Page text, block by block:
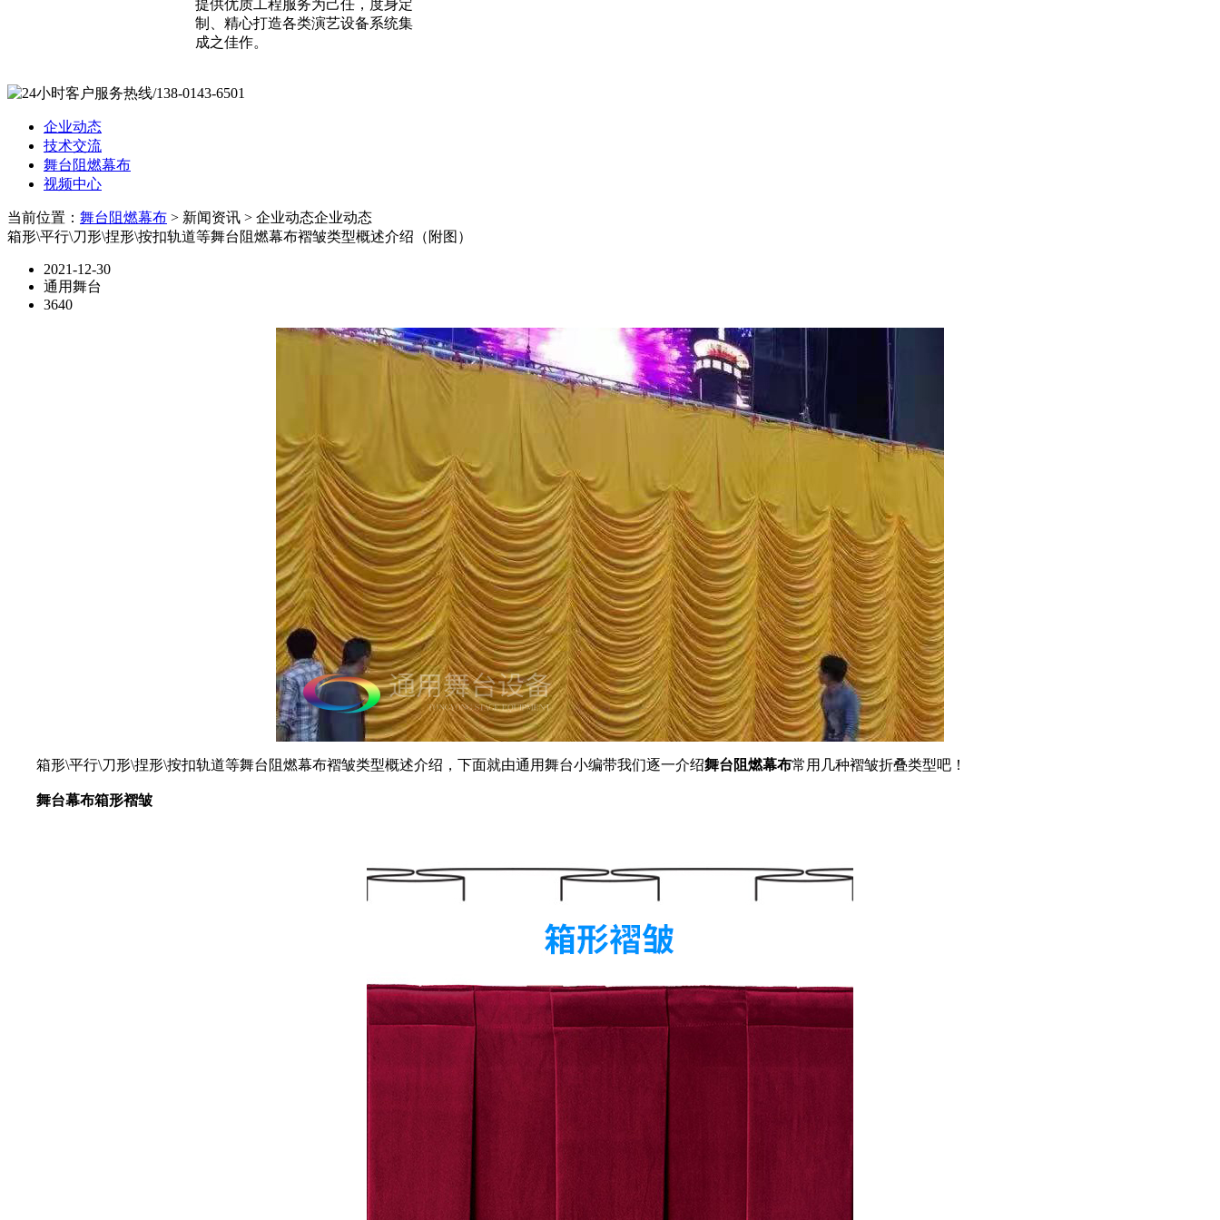
提供优质工程服务为己任，度身定
制、精心打造各类演艺设备系统集
成之佳作。
企业动态
技术交流
舞台阻燃幕布
视频中心
当前位置： 舞台阻燃幕布 > 新闻资讯 > 企业动态企业动态
箱形\平行\刀形\捏形\按扣轨道等舞台阻燃幕布褶皱类型概述介绍（附图）
2021-12-30
通用舞台
3640
箱形\平行\刀形\捏形\按扣轨道等舞台阻燃幕布褶皱类型概述介绍，下面就由通用舞台小编带我们逐一介绍舞台阻燃幕布常用几种褶皱折叠类型吧！
舞台幕布箱形褶皱